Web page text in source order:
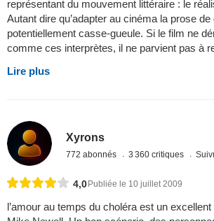
représentant du mouvement littéraire : le
Autant dire qu’adapter au cinéma la prose
potentiellement casse-gueule. Si le film ne
comme ces interprètes, il ne parvient pas à
Lire plus
Xyrons
772 abonnés 3 360 critiques
4,0Publiée le 10 juillet 2009
l’amour au temps du choléra est un